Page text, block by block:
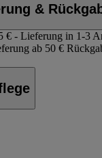
&
€ - Lieferung in 1-3
ab 50 €